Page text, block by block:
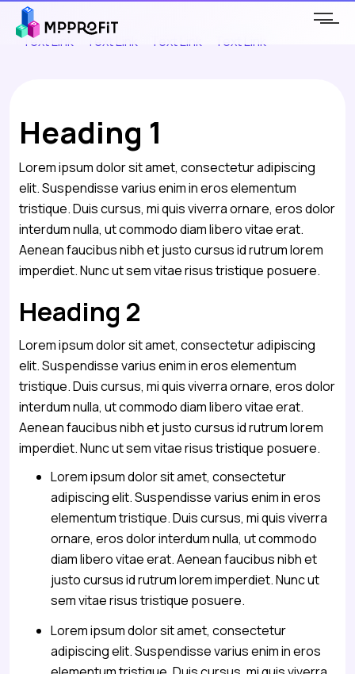
Text Link Text Link Text Link Text Link
Heading 1
Lorem ipsum dolor sit amet, consectetur adipiscing
elit. Suspendisse varius enim in eros elementum
tristique. Duis cursus, mi quis viverra ornare, eros dolor
interdum nulla, ut commodo diam libero vitae erat.
Aenean faucibus nibh et justo cursus id rutrum lorem
imperdiet. Nunc ut sem vitae risus tristique posuere.
Heading 2
Lorem ipsum dolor sit amet, consectetur adipiscing
elit. Suspendisse varius enim in eros elementum
tristique. Duis cursus, mi quis viverra ornare, eros dolor
interdum nulla, ut commodo diam libero vitae erat.
Aenean faucibus nibh et justo cursus id rutrum lorem
imperdiet. Nunc ut sem vitae risus tristique posuere.
Lorem ipsum dolor sit amet, consectetur
adipiscing elit. Suspendisse varius enim in eros
elementum tristique. Duis cursus, mi quis viverra
ornare, eros dolor interdum nulla, ut commodo
diam libero vitae erat. Aenean faucibus nibh et
justo cursus id rutrum lorem imperdiet. Nunc ut
sem vitae risus tristique posuere.
Lorem ipsum dolor sit amet, consectetur
adipiscing elit. Suspendisse varius enim in eros